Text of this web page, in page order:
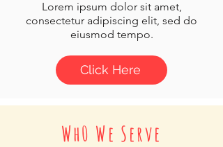
Lorem ipsum dolor sit amet,
consectetur adipiscing elit, sed do
eiusmod tempo.
Click Here
Wh0 We Serve